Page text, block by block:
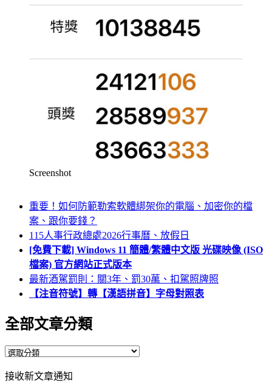
Screenshot
重要！如何防範勒索軟體綁架你的電腦、加密你的檔
案、跟你要錢？
115人事行政總處2026行事曆、放假日
[免費下載] Windows 11 簡體/繁體中文版 光碟映像 (ISO
檔案) 官方網站正式版本
最新酒駕罰則：關3年、罰30萬、扣駕照牌照
【注音符號】轉【漢語拼音】字母對照表
全部文章分類
全
文
接收新文章通知